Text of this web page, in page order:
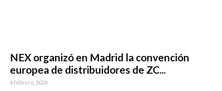
NEX organizó en Madrid la convención
europea de distribuidores de ZC...
6 febrero, 2024